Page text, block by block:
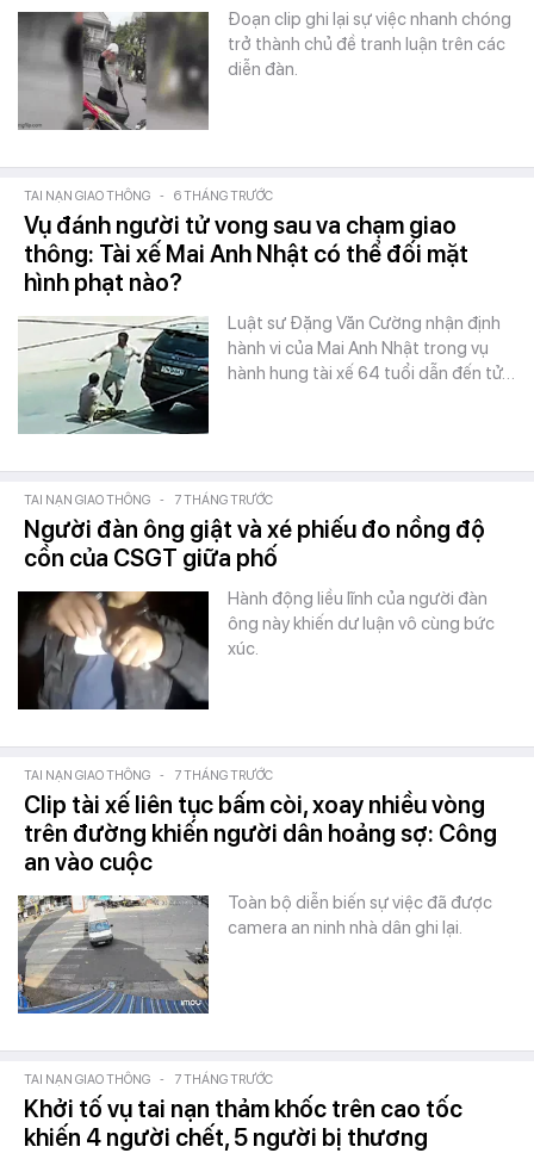
Đoạn clip ghi lại sự việc nhanh chóng
trở thành chủ đề tranh luận trên các
diễn đàn.
TAI NẠN GIAO THÔNG - 6 THÁNG TRƯỚC
Vụ đánh người tử vong sau va chạm giao
thông: Tài xế Mai Anh Nhật có thể đối mặt
hình phạt nào?
Luật sư Đặng Văn Cường nhận định
hành vi của Mai Anh Nhật trong vụ
hành hung tài xế 64 tuổi dẫn đến tử…
TAI NẠN GIAO THÔNG - 7 THÁNG TRƯỚC
Người đàn ông giật và xé phiếu đo nồng độ
cồn của CSGT giữa phố
Hành động liều lĩnh của người đàn
ông này khiến dư luận vô cùng bức
xúc.
TAI NẠN GIAO THÔNG - 7 THÁNG TRƯỚC
Clip tài xế liên tục bấm còi, xoay nhiều vòng
trên đường khiến người dân hoảng sợ: Công
an vào cuộc
Toàn bộ diễn biến sự việc đã được
camera an ninh nhà dân ghi lại.
TAI NẠN GIAO THÔNG - 7 THÁNG TRƯỚC
Khởi tố vụ tai nạn thảm khốc trên cao tốc
khiến 4 người chết, 5 người bị thương